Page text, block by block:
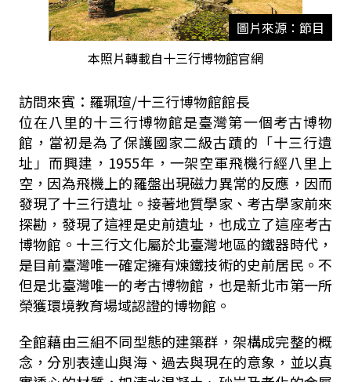
圖片來源：節目
本照片轉載自十三行博物館官網
訪問來賓：羅珮瑄/十三行博物館館長
位在八里的十三行博物館是臺灣第一個考古博物
館，當初是為了保護國家二級古蹟的「十三行遺
址」而興建，1955年，一架空軍飛機行經八里上
空，因為飛機上的羅盤出現磁力異常的反應，因而
發現了十三行遺址。接著地質學家、考古學家前來
探勘，發現了這裡是史前遺址，也成立了這座考古
博物館。十三行文化屬於北臺灣地區的鐵器時代，
是目前臺灣唯一確定擁有煉鐵技術的史前居民。不
但是北臺灣唯一的考古博物館，也是新北市第一所
榮獲環境教育場域認證的博物館。
全館藉由三組不同型態的建築群，架構成完整的概
念，分別表達山與海、過去與現在的意象，並以真